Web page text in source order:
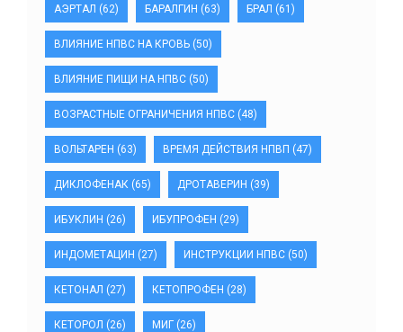
АЭРТАЛ (62) БАРАЛГИН (63) БРАЛ (61)
ВЛИЯНИЕ НПВС НА КРОВЬ (50)
ВЛИЯНИЕ ПИЩИ НА НПВС (50)
ВОЗРАСТНЫЕ ОГРАНИЧЕНИЯ НПВС (48)
ВОЛЬТАРЕН (63) ВРЕМЯ ДЕЙСТВИЯ НПВП (47)
ДИКЛОФЕНАК (65) ДРОТАВЕРИН (39)
ИБУКЛИН (26) ИБУПРОФЕН (29)
ИНДОМЕТАЦИН (27) ИНСТРУКЦИИ НПВС (50)
КЕТОНАЛ (27) КЕТОПРОФЕН (28)
КЕТОРОЛ (26) МИГ (26)